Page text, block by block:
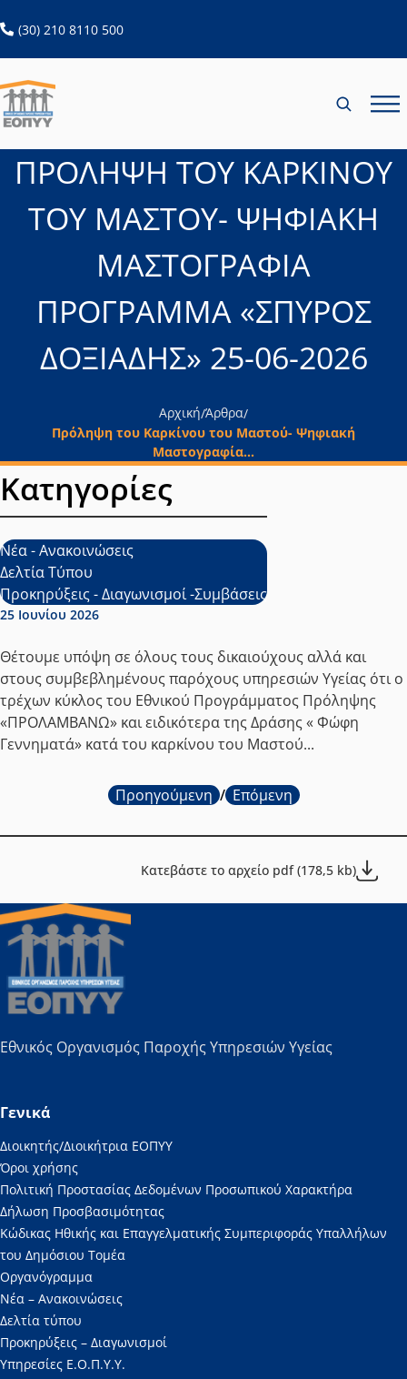
(30) 210 8110 500ανοίγει σε νέα καρτέλα
ΠΡΟΛΗΨΗ ΤΟΥ ΚΑΡΚΙΝΟΥ
ΤΟΥ ΜΑΣΤΟΥ- ΨΗΦΙΑΚΗ
ΜΑΣΤΟΓΡΑΦΙΑ
ΠΡΟΓΡΑΜΜΑ «ΣΠΥΡΟΣ
ΔΟΞΙΑΔΗΣ» 25-06-2026
Αρχική/Άρθρα/
Πρόληψη του Καρκίνου του Μαστού- Ψηφιακή
Μαστογραφία...
Ημερομηνία δημοσίευσης:
25 Ιουνίου 2026
Θέτουμε υπόψη σε όλους τους δικαιούχους αλλά και
στους συμβεβλημένους παρόχους υπηρεσιών Υγείας ότι ο
τρέχων κύκλος του Εθνικού Προγράμματος Πρόληψης
«ΠΡΟΛΑΜΒΑΝΩ» και ειδικότερα της Δράσης « Φώφη
Γεννηματά» κατά του καρκίνου του Μαστού...
Προηγούμενη / Επόμενη
Κατεβάστε το αρχείο pdf (178,5 kb)
Κατηγορίες
Νέα - Ανακοινώσεις
Δελτία Τύπου
Προκηρύξεις - Διαγωνισμοί -Συμβάσεις
Εθνικός Οργανισμός Παροχής Υπηρεσιών Υγείας
Γενικά
Διοικητής/Διοικήτρια ΕΟΠΥΥ
Όροι χρήσης
Πολιτική Προστασίας Δεδομένων Προσωπικού Χαρακτήρα
Δήλωση Προσβασιμότητας
Κώδικας Ηθικής και Επαγγελματικής Συμπεριφοράς Υπαλλήλων
του Δημόσιου Τομέα
Οργανόγραμμα
Νέα – Ανακοινώσεις
Δελτία τύπου
Προκηρύξεις – Διαγωνισμοί
Υπηρεσίες Ε.Ο.Π.Υ.Υ.